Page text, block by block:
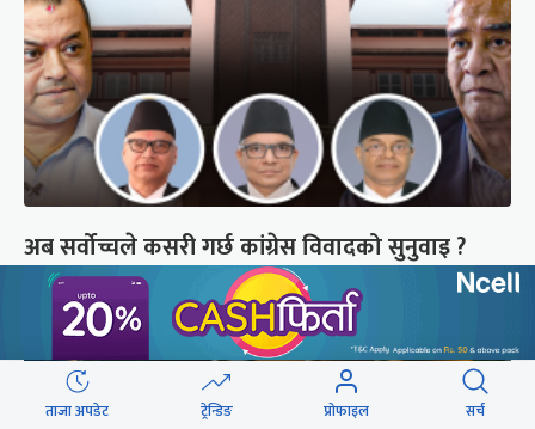
अब सर्वोच्चले कसरी गर्छ कांग्रेस विवादको सुनुवाइ ?
ताजा अपडेट ट्रेन्डिङ प्रोफाइल सर्च